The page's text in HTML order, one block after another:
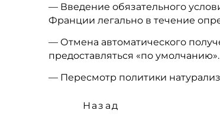
— Введение обязательного
Франции легально в течение
— Отмена автоматического
предоставляться «по умолчанию».
— Пересмотр политики
Назад